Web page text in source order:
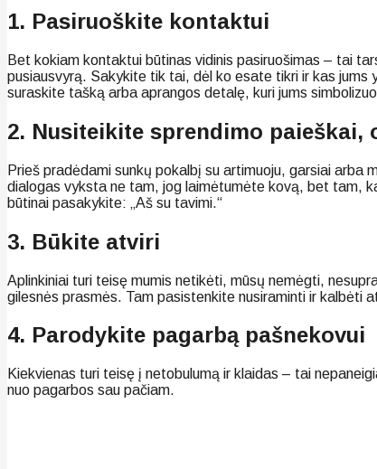
1. Pasiruoškite kontaktui
Bet kokiam kontaktui būtinas vidinis pasiruošimas – tai
pusiausvyrą. Sakykite tik tai, dėl ko esate tikri ir kas jums
suraskite tašką arba aprangos detalę, kuri jums
2. Nusiteikite sprendimo paieškai,
Prieš pradėdami sunkų pokalbį su artimuoju, garsiai
dialogas vyksta ne tam, jog laimėtumėte kovą, bet tam,
būtinai pasakykite: „Aš su tavimi.“
3. Būkite atviri
Aplinkiniai turi teisę mumis netikėti, mūsų nemėgti,
gilesnės prasmės. Tam pasistenkite nusiraminti ir kalbėti
4. Parodykite pagarbą pašnekovui
Kiekvienas turi teisę į netobulumą ir klaidas – tai
nuo pagarbos sau pačiam.